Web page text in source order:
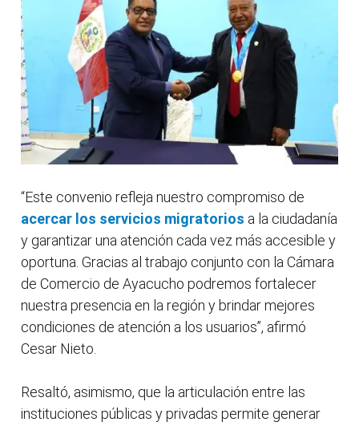
“Este convenio refleja nuestro compromiso de
acercar los servicios migratorios a la ciudadanía
y garantizar una atención cada vez más accesible y
oportuna. Gracias al trabajo conjunto con la Cámara
de Comercio de Ayacucho podremos fortalecer
nuestra presencia en la región y brindar mejores
condiciones de atención a los usuarios”, afirmó
Cesar Nieto.
Resaltó, asimismo, que la articulación entre las
instituciones públicas y privadas permite generar